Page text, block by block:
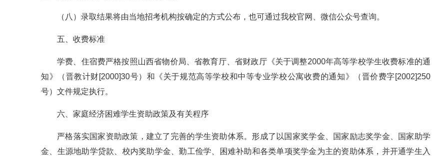
（八）录取结果将由当地招考机构按确定的方式公布，也可通过我校官网、微信公众号查询。
五、收费标准
学费、住宿费严格按照山西省物价局、省教育厅、省财政厅《关于调整2000年高等学校学生收费标准的通
知》（晋教计财[2000]30号）和《关于规范高等学校和中等专业学校公寓收费的通知》（晋价费字[2002]250
号）文件规定执行。
六、家庭经济困难学生资助政策及有关程序
严格落实国家资助政策，建立了完善的学生资助体系。形成了以国家奖学金、国家励志奖学金、国家助学
金、生源地助学贷款、校内奖助学金、勤工俭学、困难补助和各类单项奖学金为主的资助体系，并开通学生入